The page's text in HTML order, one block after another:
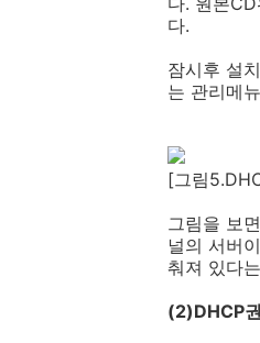
다.
잠시후 설
는 관리메
[그림
그림을 보
널의 서버
춰져 있다
(2)DHCP